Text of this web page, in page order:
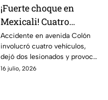
¡Fuerte choque en
Mexicali! Cuatro
vehículos involucrados
y cierre total de una
transitada avenida
Accidente en avenida Colón
involucró cuatro vehículos,
dejó dos lesionados y provocó
cierre vial durante las
16 julio, 2026